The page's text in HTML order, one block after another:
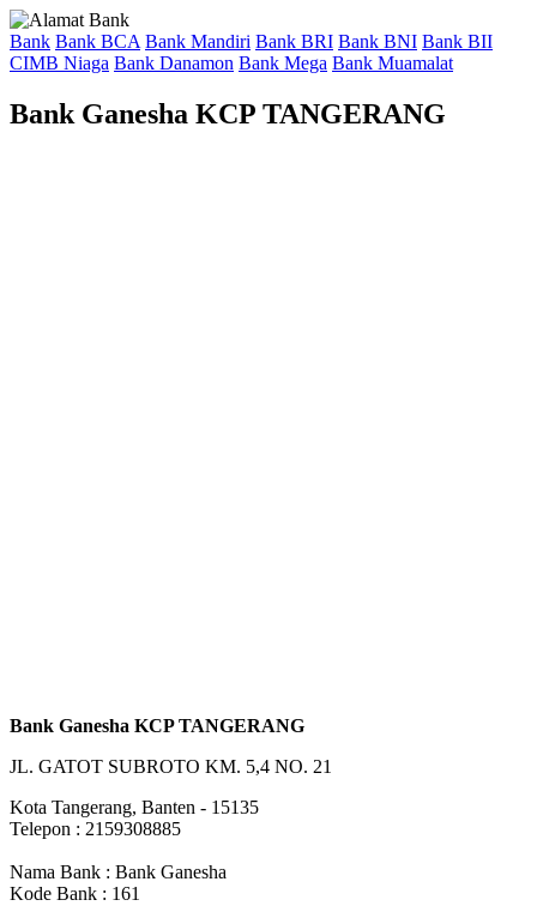
Bank Bank BCA Bank Mandiri Bank BRI Bank BNI Bank BII
CIMB Niaga Bank Danamon Bank Mega Bank Muamalat
Bank Ganesha KCP TANGERANG
Bank Ganesha KCP TANGERANG
JL. GATOT SUBROTO KM. 5,4 NO. 21
Kota Tangerang, Banten - 15135
Telepon : 2159308885
Nama Bank : Bank Ganesha
Kode Bank : 161